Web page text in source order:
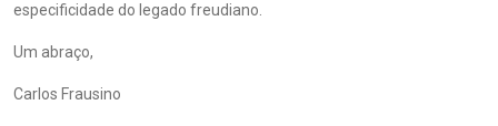
especificidade do legado freudiano.
Um abraço,
Carlos Frausino